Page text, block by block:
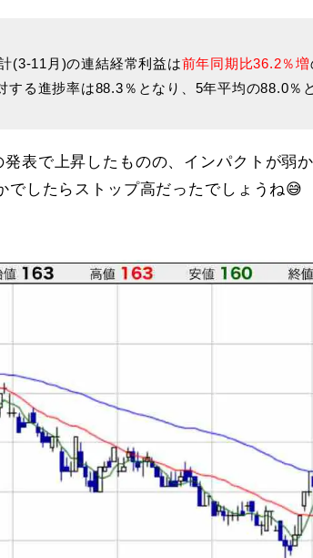
(3-11月)の連結経常利益は前年同期比36.2％増
する進捗率は88.3％となり、5年平均の88.0％
表で上昇したものの、インパクトが弱
でしたらストップ高だったでしょうね